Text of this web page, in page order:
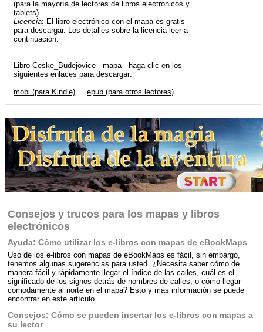
(para la mayoría de lectores de libros electrónicos y
tablets)
Licencia: El libro electrónico con el mapa es gratis
para descargar. Los detalles sobre la licencia leer a
continuación.
Libro Ceske_Budejovice - mapa - haga clic en los
siguientes enlaces para descargar:
mobi (para Kindle)
epub (para otros lectores)
Consejos y trucos para los mapas y libros
electrónicos
Ayuda: Cómo utilizar los e-libros con mapas de eBookMaps
Uso de los e-libros con mapas de eBookMaps es fácil, sin embargo,
tenemos algunas sugerencias para usted. ¿Necesita saber cómo de
manera fácil y rápidamente llegar el índice de las calles, cuál es el
significado de los signos detrás de nombres de calles, o cómo llegar
cómodamente al norte en el mapa? Esto y más información se puede
encontrar en este artículo.
Consejos: Cómo se pueden insertar los e-libros con mapas a
su lector